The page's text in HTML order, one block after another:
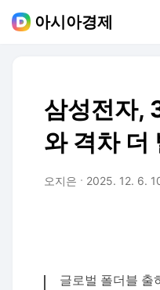
아시아경제
삼성전자,
와 격차 더
오지은 2025. 12. 6.
글로벌 폴더블 출